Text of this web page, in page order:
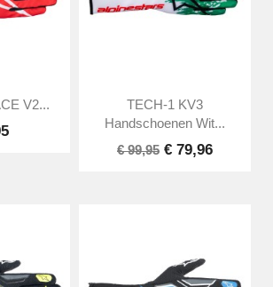
V2...
TECH-1 KV3
Handschoenen Wit...
€ 99,95 € 79,96